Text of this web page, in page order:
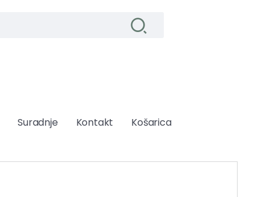
Suradnje Kontakt Košarica